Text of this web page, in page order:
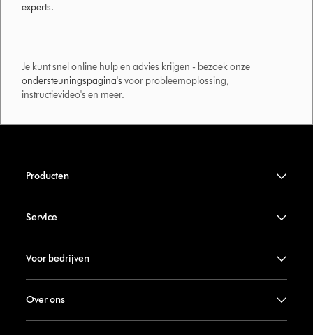
experts.
Je kunt snel online hulp en advies krijgen - bezoek onze
ondersteuningspagina's voor probleemoplossing,
instructievideo's en meer.
Producten
Service
Voor bedrijven
Over ons